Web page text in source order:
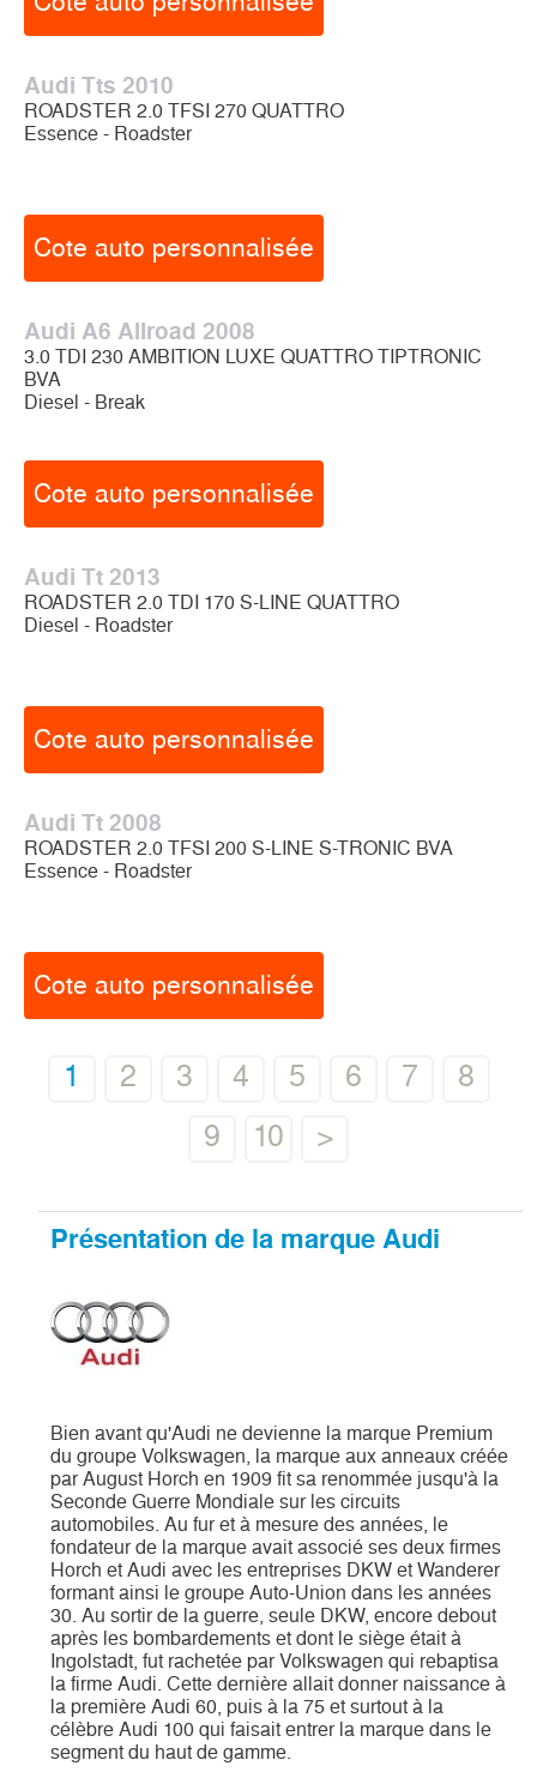
Audi Tts 2010
ROADSTER 2.0 TFSI 270 QUATTRO
Essence - Roadster
Cote auto personnalisée
Audi A6 Allroad 2008
3.0 TDI 230 AMBITION LUXE QUATTRO TIPTRONIC
BVA
Diesel - Break
Cote auto personnalisée
Audi Tt 2013
ROADSTER 2.0 TDI 170 S-LINE QUATTRO
Diesel - Roadster
Cote auto personnalisée
Audi Tt 2008
ROADSTER 2.0 TFSI 200 S-LINE S-TRONIC BVA
Essence - Roadster
Cote auto personnalisée
1 2 3 4 5 6 7
8
9
10 >
Présentation de la marque Audi
Bien avant qu'Audi ne devienne la marque Premium
du groupe Volkswagen, la marque aux anneaux créée
par August Horch en 1909 fit sa renommée jusqu'à la
Seconde Guerre Mondiale sur les circuits
automobiles. Au fur et à mesure des années, le
fondateur de la marque avait associé ses deux firmes
Horch et Audi avec les entreprises DKW et Wanderer
formant ainsi le groupe Auto-Union dans les années
30. Au sortir de la guerre, seule DKW, encore debout
après les bombardements et dont le siège était à
Ingolstadt, fut rachetée par Volkswagen qui rebaptisa
la firme Audi. Cette dernière allait donner naissance à
la première Audi 60, puis à la 75 et surtout à la
célèbre Audi 100 qui faisait entrer la marque dans le
segment du haut de gamme.